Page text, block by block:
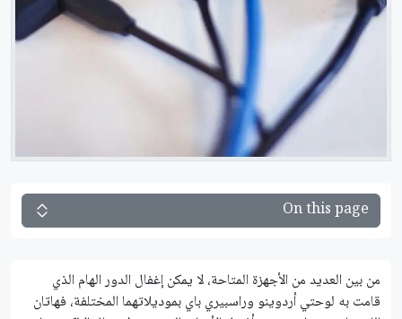
On this page
من بين العديد من الأجهزة المتاحة، لا يمكن إغفال الدور الهام الذي
قامت به لوحتي أردوينو وراسبيري باي بموديلاتهما المختلفة، فهاتان